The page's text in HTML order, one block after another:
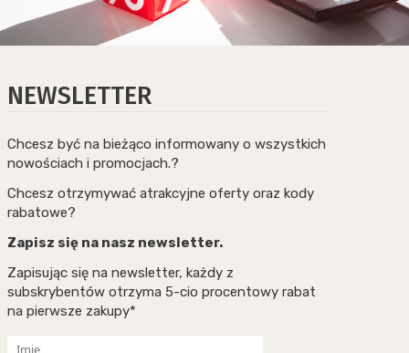
NEWSLETTER
Chcesz być na bieżąco informowany o wszystkich
nowościach i promocjach.?
Chcesz otrzymywać atrakcyjne oferty oraz kody
rabatowe?
Zapisz się na nasz newsletter.
Zapisując się na newsletter, każdy z
subskrybentów otrzyma 5-cio procentowy rabat
na pierwsze zakupy*